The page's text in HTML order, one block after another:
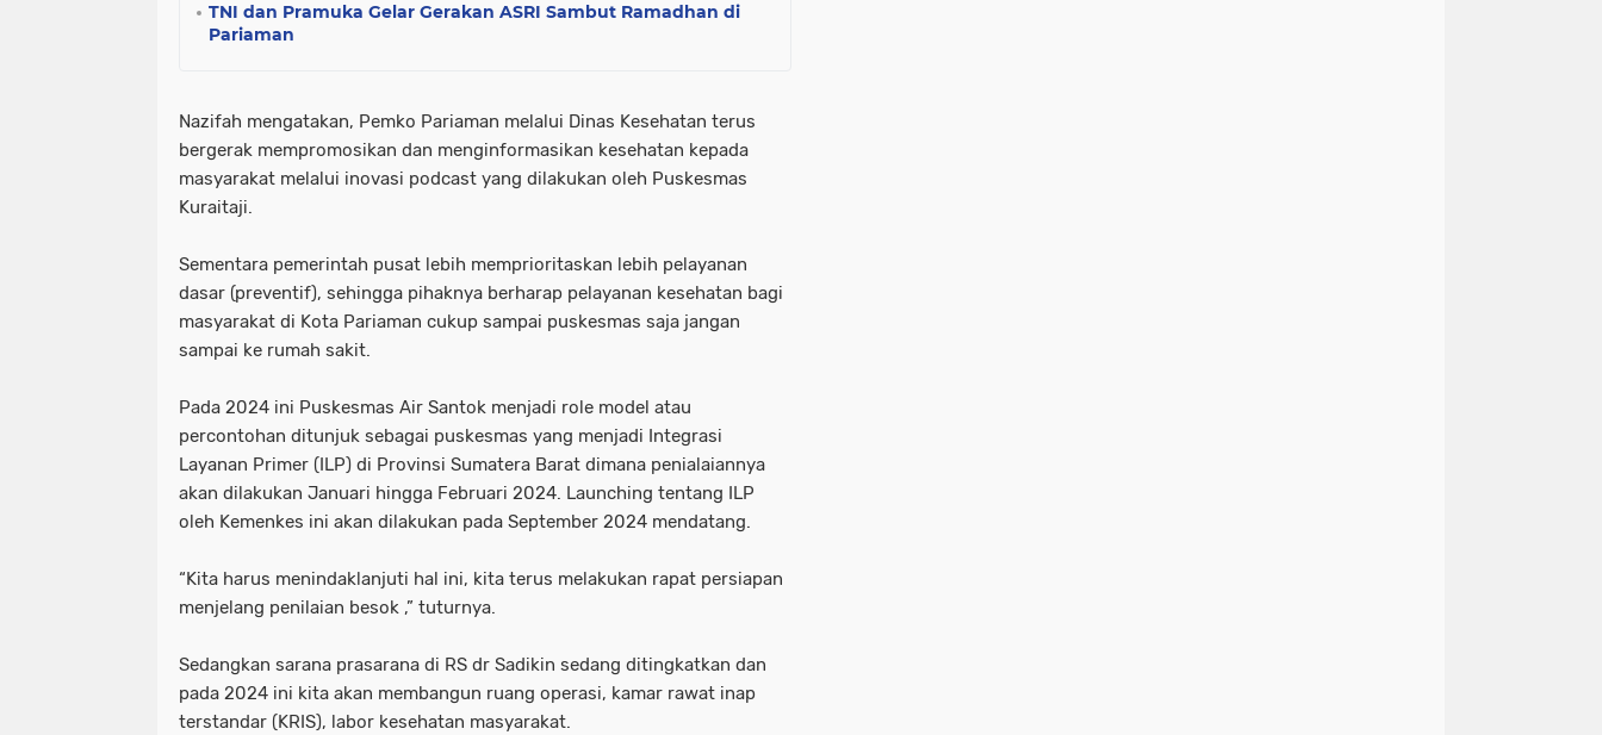
TNI dan Pramuka Gelar Gerakan ASRI Sambut Ramadhan di
Pariaman
Nazifah mengatakan, Pemko Pariaman melalui Dinas Kesehatan terus
bergerak mempromosikan dan menginformasikan kesehatan kepada
masyarakat melalui inovasi podcast yang dilakukan oleh Puskesmas
Kuraitaji.
Sementara pemerintah pusat lebih memprioritaskan lebih pelayanan
dasar (preventif), sehingga pihaknya berharap pelayanan kesehatan bagi
masyarakat di Kota Pariaman cukup sampai puskesmas saja jangan
sampai ke rumah sakit.
Pada 2024 ini Puskesmas Air Santok menjadi role model atau
percontohan ditunjuk sebagai puskesmas yang menjadi Integrasi
Layanan Primer (ILP) di Provinsi Sumatera Barat dimana penialaiannya
akan dilakukan Januari hingga Februari 2024. Launching tentang ILP
oleh Kemenkes ini akan dilakukan pada September 2024 mendatang.
“Kita harus menindaklanjuti hal ini, kita terus melakukan rapat persiapan
menjelang penilaian besok ,” tuturnya.
Sedangkan sarana prasarana di RS dr Sadikin sedang ditingkatkan dan
pada 2024 ini kita akan membangun ruang operasi, kamar rawat inap
terstandar (KRIS), labor kesehatan masyarakat.